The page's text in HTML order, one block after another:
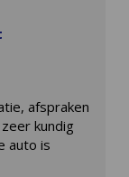
afspraken
kundig
auto is